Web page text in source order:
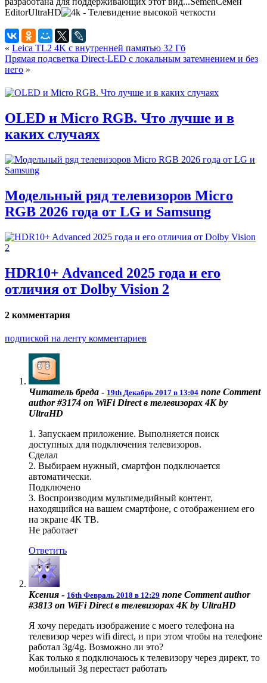
EditorUltraHD
« Leica TL2 4K с внутренней памятью 32 Гб
Прямая подсветка Direct-LED с локальным затемнением и без
него »
OLED и Micro RGB. Что лучше и в
каких случаях
Модельный ряд телевизоров Micro
RGB 2026 года от LG и Samsung
HDR10+ Advanced 2025 года и его
отличия от Dolby Vision 2
2 комментария
подпиской на ленту комментариев
Читатель бреда - 19th Декабрь 2017 в 13:04 none Comment
author #3174 on WiFi Direct в телевизорах 4K by
UltraHD
1. Запускаем приложение. Выполняется поиск
доступных для подключения телевизоров.
Сделал
2. Выбираем нужный, смартфон подключается
автоматически.
Подключено
3. Воспроизводим мультимедийный контент,
находящийся на вашем смартфоне, с отображением его
на экране 4К ТВ.
Не работает
Ответить
Ксения - 16th Февраль 2018 в 12:29 none Comment author
#3813 on WiFi Direct в телевизорах 4K by UltraHD
Я хочу передать изображение с моего телефона на
телевизор через wifi direct, и при этом чтобы на телефоне
работал 3g/4g. Возможно ли это?
Как только я подключаюсь к телевизору через директ, то
мобильный 3g перестает работать